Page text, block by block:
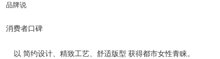
品牌说
消费者口碑
以 简约设计、精致工艺、舒适版型 获得都市女性青睐。